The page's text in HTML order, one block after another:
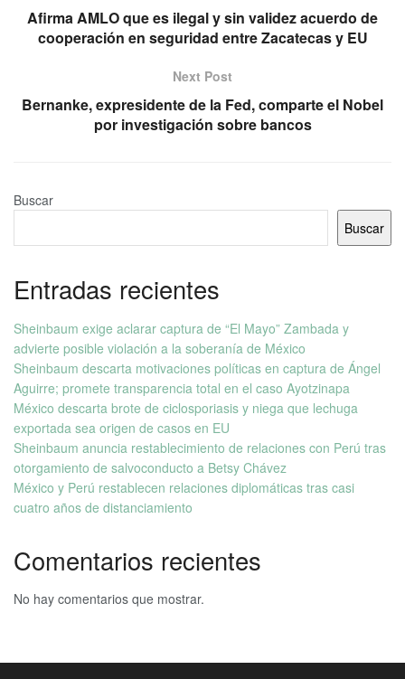
Afirma AMLO que es ilegal y sin validez acuerdo de
cooperación en seguridad entre Zacatecas y EU
Next Post
Bernanke, expresidente de la Fed, comparte el Nobel
por investigación sobre bancos
Buscar
Buscar
Entradas recientes
Sheinbaum exige aclarar captura de “El Mayo” Zambada y
advierte posible violación a la soberanía de México
Sheinbaum descarta motivaciones políticas en captura de Ángel
Aguirre; promete transparencia total en el caso Ayotzinapa
México descarta brote de ciclosporiasis y niega que lechuga
exportada sea origen de casos en EU
Sheinbaum anuncia restablecimiento de relaciones con Perú tras
otorgamiento de salvoconducto a Betsy Chávez
México y Perú restablecen relaciones diplomáticas tras casi
cuatro años de distanciamiento
Comentarios recientes
No hay comentarios que mostrar.